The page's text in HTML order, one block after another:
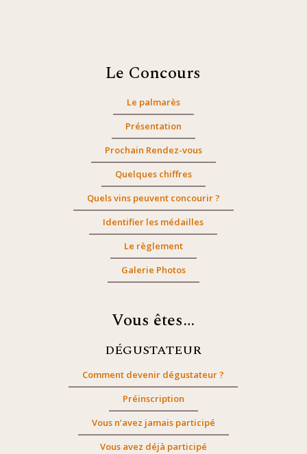
Le Concours
Le palmarès
Présentation
Prochain Rendez-vous
Quelques chiffres
Quels vins peuvent concourir ?
Identifier les médailles
Le règlement
Galerie Photos
Vous êtes…
DÉGUSTATEUR
Comment devenir dégustateur ?
Préinscription
Vous n’avez jamais participé
Vous avez déjà participé